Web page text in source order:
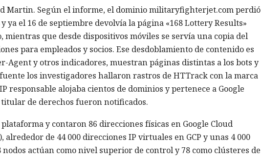
Martin. Según el informe, el dominio militaryfighterjet.com perdió
ya el 16 de septiembre devolvía la página «168 Lottery Results»
mientras que desde dispositivos móviles se servía una copia del
para empleados y socios. Ese desdoblamiento de contenido es
Agent y otros indicadores, muestran páginas distintas a los bots y
los investigadores hallaron rastros de HTTrack con la marca
responsable alojaba cientos de dominios y pertenece a Google
de derechos fueron notificados.
y contaron 86 direcciones físicas en Google Cloud
de 44 000 direcciones IP virtuales en GCP y unas 4 000
actúan como nivel superior de control y 78 como clústeres de